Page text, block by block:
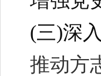
(三)深
推动方